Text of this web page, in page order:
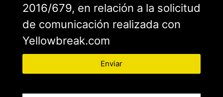
2016/679, en relación a la solicitud
de comunicación realizada con
Yellowbreak.com
Enviar